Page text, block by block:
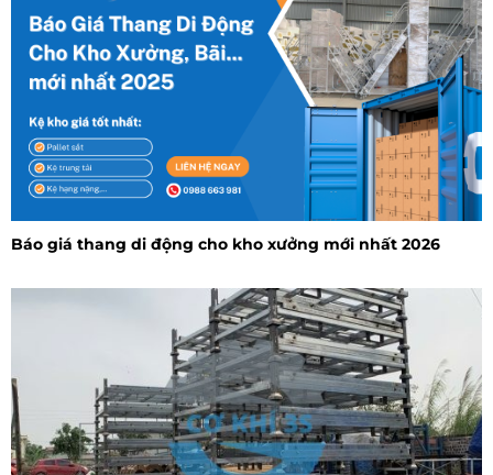
Báo giá thang di động cho kho xưởng mới nhất 2026